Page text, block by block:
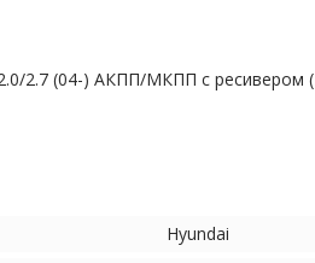
2.7 (04-) АКПП/МКПП с ресивером
Hyundai